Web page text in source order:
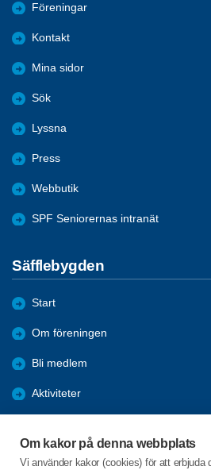
Om kakor på denna webbplats
Vi använder kakor (cookies) för att erbjuda
Föreningar
Kontakt
Mina sidor
Sök
Lyssna
Press
Webbutik
SPF Seniorernas intranät
Säfflebygden
Start
Om föreningen
Bli medlem
Aktiviteter
Almanacka